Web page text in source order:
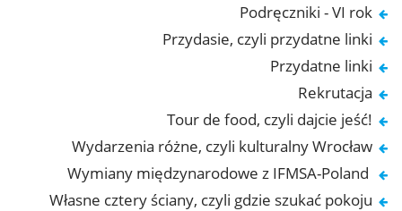
Podręczniki - VI rok
Przydasie, czyli przydatne linki
Przydatne linki
Rekrutacja
Tour de food, czyli dajcie jeść!
Wydarzenia różne, czyli kulturalny Wrocław
Wymiany międzynarodowe z IFMSA-Poland
Własne cztery ściany, czyli gdzie szukać pokoju